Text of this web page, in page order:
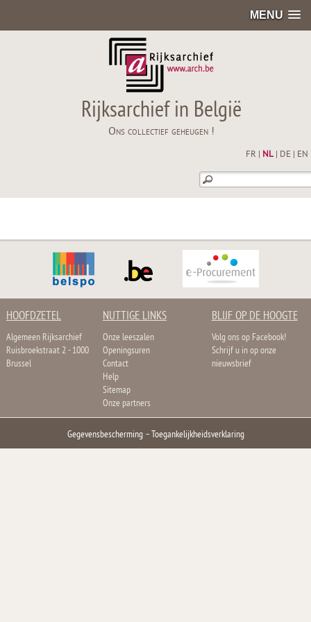
MENU
Rijksarchief in België
Ons collectief geheugen !
FR NL| DE EN
HOOFDZETEL
Algemeen Rijksarchief
Ruisbroekstraat 2 - 1000
Brussel
NUTTIGE LINKS
Onze leeszalen
Openingsuren
Contact
Help
Sitemap
Onze partners
BLIJF OP DE HOOGTE
Volg ons op Facebook!
Schrijf u in op onze
nieuwsbrief
Gegevensbescherming–Toegankelijkheidsverklaring